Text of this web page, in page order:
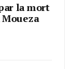
la mort